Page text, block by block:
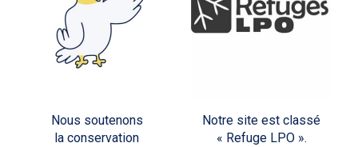
Nous soutenons
la conservation
Notre site est classé
« Refuge LPO ».